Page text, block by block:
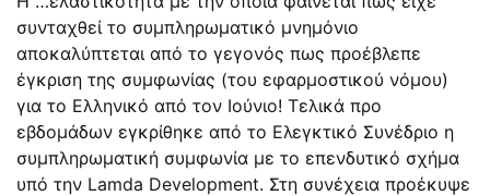
συνταχθεί το συμπληρωματικό μνημόνιο
αποκαλύπτεται από το γεγονός πως προέβλεπε
έγκριση της συμφωνίας (του εφαρμοστικού νόμου)
για το Ελληνικό από τον Ιούνιο! Τελικά προ
εβδομάδων εγκρίθηκε από το Ελεγκτικό Συνέδριο η
συμπληρωματική συμφωνία με το επενδυτικό σχήμα
υπό την Lamda Development. Στη συνέχεια προέκυψε